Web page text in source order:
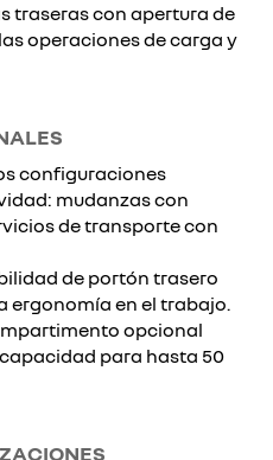
traseras con apertura de
operaciones de carga y
configuraciones
mudanzas con
de transporte con
de portón trasero
ergonomía en el trabajo.
opcional
para hasta 50